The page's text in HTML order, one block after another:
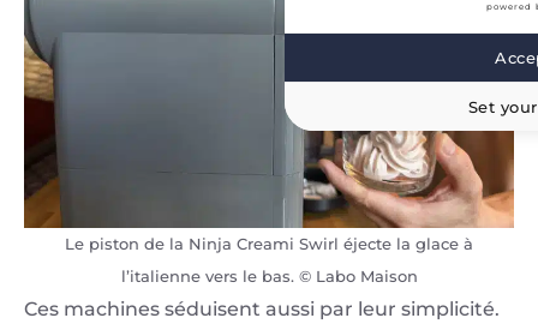
Le piston de la Ninja Creami Swirl éjecte la glace à
l’italienne vers le bas. © Labo Maison
Ces machines séduisent aussi par leur simplicité.
powered
Set